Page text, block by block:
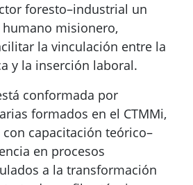
foresto–industrial un
misionero,
la vinculación entre la
y la inserción laboral.
conformada por
formados en el CTMMi,
capacitación teórico–
en procesos
a la transformación